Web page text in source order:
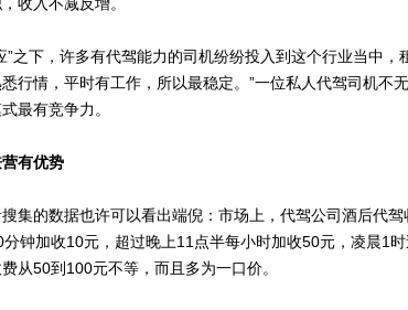
下，许多有代驾能力的司机纷纷投入到这个行业当中，
行情，平时有工作，所以最稳定。”一位私人代驾司机不
最有竞争力。
有优势
的数据也许可以看出端倪：市场上，代驾公司酒后代驾
钟加收10元，超过晚上11点半每小时加收50元，凌晨1
从50到100元不等，而且多为一口价。